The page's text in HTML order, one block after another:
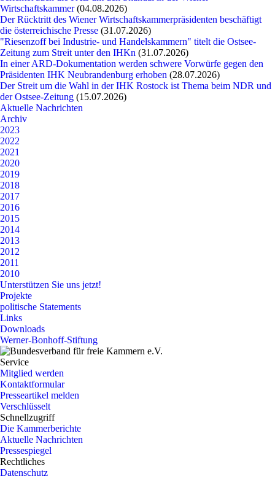
Wirtschaftskammer(04.08.2026)
Der Rücktritt des Wiener Wirtschaftskammerpräsidenten beschäftigt
die österreichische Presse (31.07.2026)
"Riesenzoff bei Industrie- und Handelskammern" titelt die Ostsee-
Zeitung zum Streit unter den IHKn (31.07.2026)
In einer ARD-Dokumentation werden schwere Vorwürfe gegen den
Präsidenten IHK Neubrandenburg erhoben (28.07.2026)
Der Streit um die Wahl in der IHK Rostock ist Thema beim NDR und
der Ostsee-Zeitung (15.07.2026)
Aktuelle Nachrichten
Archiv
2023
2022
2021
2020
2019
2018
2017
2016
2015
2014
2013
2012
2011
2010
Unterstützen Sie uns jetzt!
Projekte
politische Statements
Links
Downloads
Werner-Bonhoff-Stiftung
Service
Mitglied werden
Kontaktformular
Presseartikel melden
Verschlüsselt
Schnellzugriff
Die Kammerberichte
Aktuelle Nachrichten
Pressespiegel
Rechtliches
Datenschutz